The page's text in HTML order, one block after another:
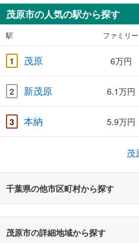
茂原市の人気の駅から探す
駅 ファミリー
1 茂原 6万円
2 新茂原 6.1万円
3 本納 5.9万円
茂
千葉県の他市区町村から探す
茂原市の詳細地域から探す